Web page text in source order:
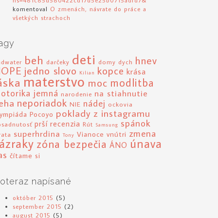
komentoval O zmenách, návrate do práce a
všetkých strachoch
beh darčeky deti domy dych hnev
jedno slovo Kilian kopce krása
materstvo moc modlitba
jemná narodenie na stiahnutie
neporiadok NIE nádej ockovia
Pocoyo poklady z instagramu
prší recenzia Rút Samsung spánok
superhrdina Tony Vianoce vnútri zmena
zóna bezpečia ÁNO únava
čítame si
napísané
október 2015 (5)
september 2015 (2)
august 2015 (5)